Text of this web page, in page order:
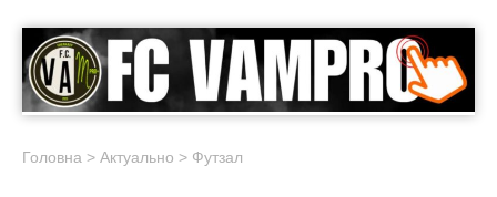
Головна > Актуально > Футзал